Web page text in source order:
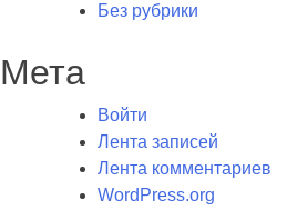
Без рубрики
Мета
Войти
Лента записей
Лента комментариев
WordPress.org